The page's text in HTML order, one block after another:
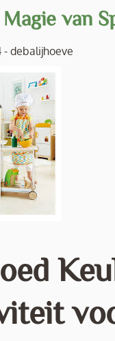
van
- debalijhoeve